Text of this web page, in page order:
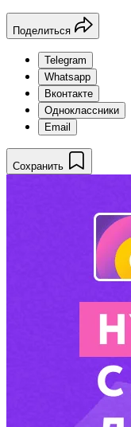
Поделиться
Telegram
Whatsapp
Вконтакте
Одноклассники
Email
Сохранить